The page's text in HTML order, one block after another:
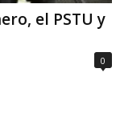
el PSTU y
0